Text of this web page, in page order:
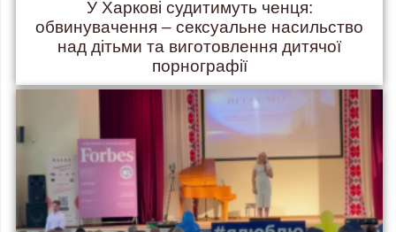
У Харкові судитимуть ченця:
обвинувачення – сексуальне насильство
над дітьми та виготовлення дитячої
порнографії